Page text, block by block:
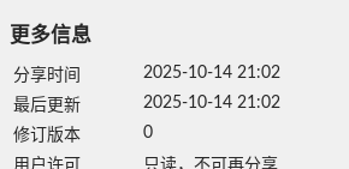
更多信息
分享时间
2025-10-14 21:02
最后更新
2025-10-14 21:02
修订版本
0
用户许可
只读，不可再分享